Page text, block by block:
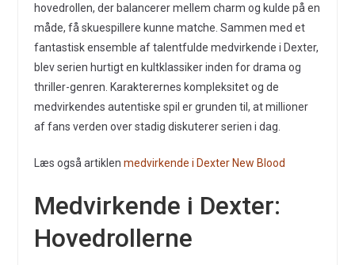
hovedrollen, der balancerer mellem charm og kulde på en
måde, få skuespillere kunne matche. Sammen med et
fantastisk ensemble af talentfulde medvirkende i Dexter,
blev serien hurtigt en kultklassiker inden for drama og
thriller-genren. Karakterernes kompleksitet og de
medvirkendes autentiske spil er grunden til, at millioner
af fans verden over stadig diskuterer serien i dag.
Læs også artiklen medvirkende i Dexter New Blood
Medvirkende i Dexter:
Hovedrollerne